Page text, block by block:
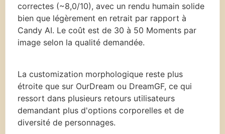
correctes (~8,0/10), avec un rendu humain solide
bien que légèrement en retrait par rapport à
Candy AI. Le coût est de 30 à 50 Moments par
image selon la qualité demandée.
La customization morphologique reste plus
étroite que sur OurDream ou DreamGF, ce qui
ressort dans plusieurs retours utilisateurs
demandant plus d'options corporelles et de
diversité de personnages.